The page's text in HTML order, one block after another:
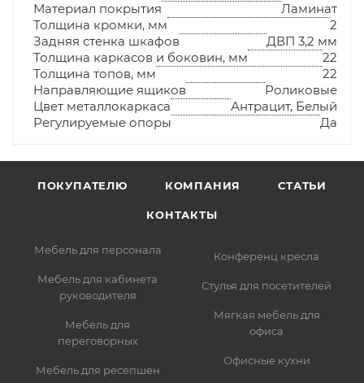
Материал покрытия
Ламинат
Толщина кромки, мм
2
Задняя стенка шкафов
ДВП 3,2 мм
Толщина каркасов и боковин, мм
22
Толщина топов, мм
22
Направляющие ящиков
Роликовые
Цвет металлокаркаса
Антрацит, Белый
Регулируемые опоры
Да
ПОКУПАТЕЛЮ КОМПАНИЯ СТАТЬИ
КОНТАКТЫ
Мебель для персонала
Мебель для кабинета
руководителя
Мебель для
переговорных
Мебель для ресепшен
Конференц кресла
Стулья для посетителей
Мягкая мебель для
офиса
Офисные кухни